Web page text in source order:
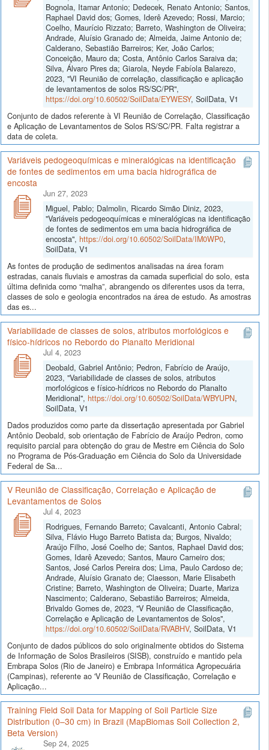
Bognola, Itamar Antonio; Dedecek, Renato Antonio; Santos,
Raphael David dos; Gomes, Iderê Azevedo; Rossi, Marcio;
Coelho, Maurício Rizzato; Barreto, Washington de Oliveira;
Andrade, Aluísio Granado de; Almeida, Jaime Antonio de;
Calderano, Sebastião Barreiros; Ker, João Carlos;
Conceição, Mauro da; Costa, Antônio Carlos Saraiva da;
Silva, Álvaro Pires da; Giarola, Neyde Fabíola Balarezo,
2023, "VI Reunião de correlação, classificação e aplicação
de levantamentos de solos RS/SC/PR",
https://doi.org/10.60502/SoilData/EYWESY, SoilData, V1
Conjunto de dados referente à VI Reunião de Correlação, Classificação
e Aplicação de Levantamentos de Solos RS/SC/PR. Falta registrar a
data de coleta.
Variáveis pedogeoquímicas e mineralógicas na identificação
de fontes de sedimentos em uma bacia hidrográfica de
encosta
Jun 27, 2023
Miguel, Pablo; Dalmolin, Ricardo Simão Diniz, 2023,
"Variáveis pedogeoquímicas e mineralógicas na identificação
de fontes de sedimentos em uma bacia hidrográfica de
encosta", https://doi.org/10.60502/SoilData/IM0WP0,
SoilData, V1
As fontes de produção de sedimentos analisadas na área foram
estradas, canais fluviais e amostras da camada superficial do solo, esta
última definida como “malha”, abrangendo os diferentes usos da terra,
classes de solo e geologia encontrados na área de estudo. As amostras
das es...
Variabilidade de classes de solos, atributos morfológicos e
físico-hídricos no Rebordo do Planalto Meridional
Jul 4, 2023
Deobald, Gabriel Antônio; Pedron, Fabrício de Araújo,
2023, "Variabilidade de classes de solos, atributos
morfológicos e físico-hídricos no Rebordo do Planalto
Meridional", https://doi.org/10.60502/SoilData/WBYUPN,
SoilData, V1
Dados produzidos como parte da dissertação apresentada por Gabriel
Antônio Deobald, sob orientação de Fabrício de Araújo Pedron, como
requisito parcial para obtenção do grau de Mestre em Ciência do Solo
no Programa de Pós-Graduação em Ciência do Solo da Universidade
Federal de Sa...
V Reunião de Classificação, Correlação e Aplicação de
Levantamentos de Solos
Jul 4, 2023
Rodrigues, Fernando Barreto; Cavalcanti, Antonio Cabral;
Silva, Flávio Hugo Barreto Batista da; Burgos, Nivaldo;
Araújo Filho, José Coelho de; Santos, Raphael David dos;
Gomes, Idarê Azevedo; Santos, Mauro Carneiro dos;
Santos, José Carlos Pereira dos; Lima, Paulo Cardoso de;
Andrade, Aluísio Granato de; Claesson, Marie Elisabeth
Cristine; Barreto, Washington de Oliveira; Duarte, Mariza
Nascimento; Calderano, Sebastião Barreiros; Almeida,
Brivaldo Gomes de, 2023, "V Reunião de Classificação,
Correlação e Aplicação de Levantamentos de Solos",
https://doi.org/10.60502/SoilData/RVABHV, SoilData, V1
Conjunto de dados públicos do solo originalmente obtidos do Sistema
de Informação de Solos Brasileiros (SISB), construído e mantido pela
Embrapa Solos (Rio de Janeiro) e Embrapa Informática Agropecuária
(Campinas), referente ao 'V Reunião de Classificação, Correlação e
Aplicação...
Training Field Soil Data for Mapping of Soil Particle Size
Distribution (0–30 cm) in Brazil (MapBiomas Soil Collection 2,
Beta Version)
Sep 24, 2025